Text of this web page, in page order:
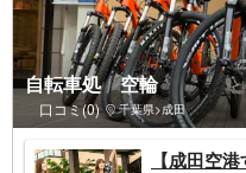
自転車処 空輪
口コミ(0) 千葉県>成田
【成田空